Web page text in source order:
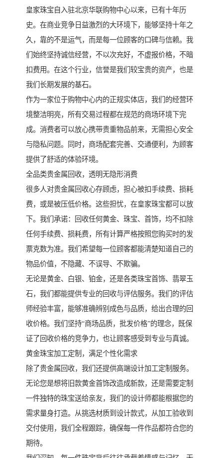
皇家珠宝自入驻北京华联购物中心以来，已有十年历
史。在商业竞争日益激烈的大环境下，能够坚持十年之
久，靠的不是运气，而是每一位顾客的口碑与信赖。我
们始终坚持诚信经营，不以次充好，不虚报价格，不暗
扣费用。在这个行业，信誉是我们较宝贵的资产，也是
我们长期发展的基石。
作为一家位于购物中心内的正规实体店，我们的经营环
境整洁明亮，所有交易过程都在规范的商场环境下完
成。消费者可以放心携带贵重物品前来，无需担心安全
与隐私问题。同时，商场配套完善、交通便利，为顾客
提供了舒适的体验环境。
全品类贵金属回收，透明无隐形消费
很多人对贵金属回收心存顾虑，担心被扣手续费、损耗
费，或是被压低价格。这些担忧，在皇家珠宝都可以放
下。我们承诺：回收任何黄金、珠宝、首饰，均不扣除
任何手续费、损耗费，所有计算严格按照您购买时的发
票克数为准。我们希望每一位顾客都能清楚知道自己的
物品价值，不隐藏、不误导、不欺骗。
无论是黄金、白银、铂金，还是各类珠宝首饰、翡翠玉
石，我们都能提供专业的回收与评估服务。我们的评估
师经验丰富，能够准确辨别成色与品质，给出合理的回
收价格。我们坚持“商场品质，批发价格”的理念，既保
证了回收价格的竞争力，也让顾客感受到专业与真诚。
黄金珠宝加工定制，满足个性化需求
除了贵金属回收，我们还提供高端设计加工定制服务。
无论您是想将旧款黄金首饰改造成新款，还是需要定制
一件独特的珠宝送给亲友，我们的设计师都能根据您的
需求量身打造。从挑选材质到设计款式，从加工验收到
交付使用，我们全程跟踪，确保每一件作品都符合您的
期待。